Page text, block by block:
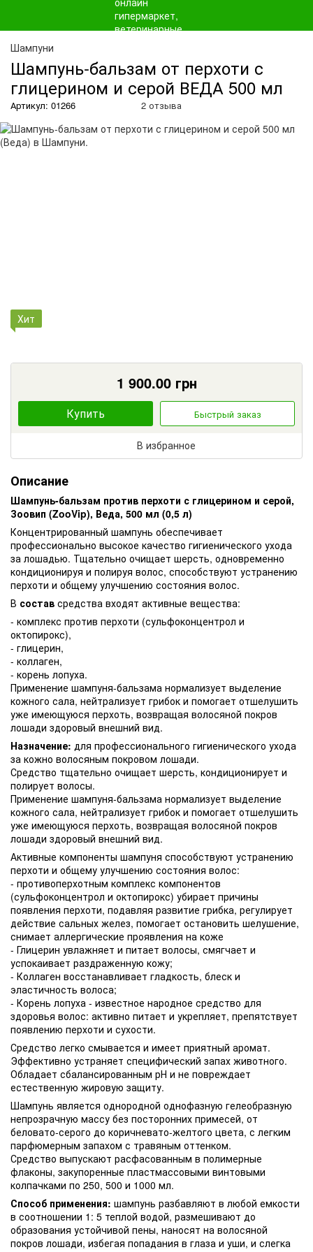
Шампуни
Шампунь-бальзам от перхоти с
глицерином и серой ВЕДА 500 мл
Артикул: 01266 2 отзыва
Хит
1 900.00грн
Купить Быстрый заказ
В избранное
Описание
Шампунь-бальзам против перхоти с глицерином и серой,
Зоовип (ZooVip), Веда, 500 мл (0,5 л)
Концентрированный шампунь обеспечивает
профессионально высокое качество гигиенического ухода
за лошадью. Тщательно очищает шерсть, одновременно
кондиционируя и полируя волос, способствуют устранению
перхоти и общему улучшению состояния волос.
В состав средства входят активные вещества:
- комплекс против перхоти (сульфоконцентрол и
октопирокс),
- глицерин,
- коллаген,
- корень лопуха.
Применение шампуня-бальзама нормализует выделение
кожного сала, нейтрализует грибок и помогает отшелушить
уже имеющуюся перхоть, возвращая волосяной покров
лошади здоровый внешний вид.
Назначение: для профессионального гигиенического ухода
за кожно волосяным покровом лошади.
Средство тщательно очищает шерсть, кондиционирует и
полирует волосы.
Применение шампуня-бальзама нормализует выделение
кожного сала, нейтрализует грибок и помогает отшелушить
уже имеющуюся перхоть, возвращая волосяной покров
лошади здоровый внешний вид.
Активные компоненты шампуня способствуют устранению
перхоти и общему улучшению состояния волос:
- противоперхотным комплекс компонентов
(сульфоконцентрол и октопирокс) убирает причины
появления перхоти, подавляя развитие грибка, регулирует
действие сальных желез, помогает остановить шелушение,
снимает аллергические проявления на коже
- Глицерин увлажняет и питает волосы, смягчает и
успокаивает раздраженную кожу;
- Коллаген восстанавливает гладкость, блеск и
эластичность волоса;
- Корень лопуха - известное народное средство для
здоровья волос: активно питает и укрепляет, препятствует
появлению перхоти и сухости.
Средство легко смывается и имеет приятный аромат.
Эффективно устраняет специфический запах животного.
Обладает сбалансированным рН и не повреждает
естественную жировую защиту.
Шампунь является однородной однофазную гелеобразную
непрозрачную массу без посторонних примесей, от
беловато-серого до коричневато-желтого цвета, с легким
парфюмерным запахом с травяным оттенком.
Средство выпускают расфасованным в полимерные
флаконы, закупоренные пластмассовыми винтовыми
колпачками по 250, 500 и 1000 мл.
Способ применения: шампунь разбавляют в любой емкости
в соотношении 1: 5 теплой водой, размешивают до
образования устойчивой пены, наносят на волосяной
покров лошади, избегая попадания в глаза и уши, и слегка